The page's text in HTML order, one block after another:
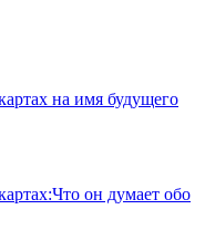
на имя будущего
он думает обо